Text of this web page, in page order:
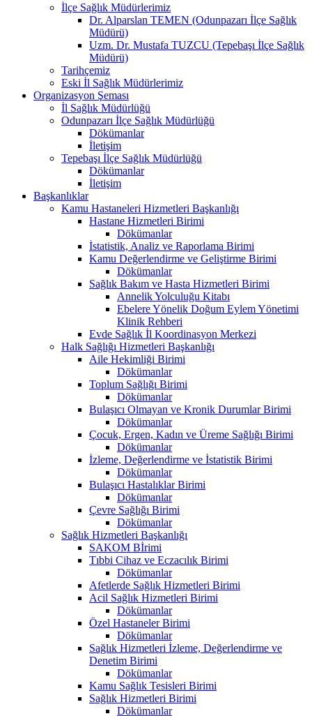
İlçe Sağlık Müdürlerimiz
Dr. Alparslan TEMEN (Odunpazarı İlçe Sağlık
Müdürü)
Uzm. Dr. Mustafa TUZCU (Tepebaşı İlçe Sağlık
Müdürü)
Tarihçemiz
Eski İl Sağlık Müdürlerimiz
Organizasyon Şeması
İl Sağlık Müdürlüğü
Odunpazarı İlçe Sağlık Müdürlüğü
Dökümanlar
İletişim
Tepebaşı İlçe Sağlık Müdürlüğü
Dökümanlar
İletişim
Başkanlıklar
Kamu Hastaneleri Hizmetleri Başkanlığı
Hastane Hizmetleri Birimi
Dökümanlar
İstatistik, Analiz ve Raporlama Birimi
Kamu Değerlendirme ve Geliştirme Birimi
Dökümanlar
Sağlık Bakım ve Hasta Hizmetleri Birimi
Annelik Yolculuğu Kitabı
Ebelere Yönelik Doğum Eylem Yönetimi
Klinik Rehberi
Evde Sağlık İl Koordinasyon Merkezi
Halk Sağlığı Hizmetleri Başkanlığı
Aile Hekimliği Birimi
Dökümanlar
Toplum Sağlığı Birimi
Dökümanlar
Bulaşıcı Olmayan ve Kronik Durumlar Birimi
Dökümanlar
Çocuk, Ergen, Kadın ve Üreme Sağlığı Birimi
Dökümanlar
İzleme, Değerlendirme ve İstatistik Birimi
Dökümanlar
Bulaşıcı Hastalıklar Birimi
Dökümanlar
Çevre Sağlığı Birimi
Dökümanlar
Sağlık Hizmetleri Başkanlığı
SAKOM Bİrimi
Tıbbi Cihaz ve Eczacılık Birimi
Dökümanlar
Afetlerde Sağlık Hizmetleri Birimi
Acil Sağlık Hizmetleri Birimi
Dökümanlar
Özel Hastaneler Birimi
Dökümanlar
Sağlık Hizmetleri İzleme, Değerlendirme ve
Denetim Birimi
Dökümanlar
Kamu Sağlık Tesisleri Birimi
Sağlık Hizmetleri Birimi
Dökümanlar